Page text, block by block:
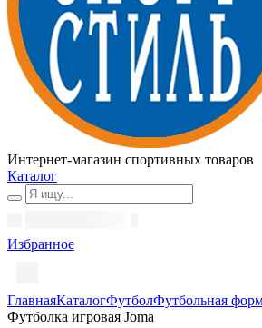
Интернет-магазин спортивных товаров
Каталог
Избранное
ГлавнаяКаталогФутболФутбольная
Футболка игровая Joma